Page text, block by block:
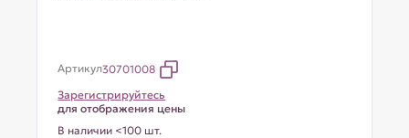
Артикул30701008
Зарегистрируйтесь
для отображения цены
В наличии <100 шт.